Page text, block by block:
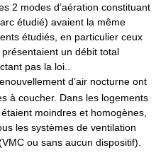
2 modes d’aération constituant
étudié) avaient la même
étudiés, en particulier ceux
un débit total
pas la loi..
d’air nocturne ont
à coucher. Dans les logements
moindres et homogènes,
les systèmes de ventilation
ou sans aucun dispositif).